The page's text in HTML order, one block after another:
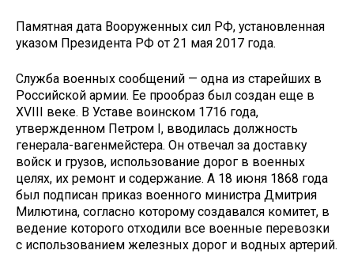
Памятная дата Вооруженных сил РФ, установленная
указом Президента РФ от 21 мая 2017 года.
Служба военных сообщений — одна из старейших в
Российской армии. Ее прообраз был создан еще в
XVIII веке. В Уставе воинском 1716 года,
утвержденном Петром I, вводилась должность
генерала-вагенмейстера. Он отвечал за доставку
войск и грузов, использование дорог в военных
целях, их ремонт и содержание. А 18 июня 1868 года
был подписан приказ военного министра Дмитрия
Милютина, согласно которому создавался комитет, в
ведение которого отходили все военные перевозки
с использованием железных дорог и водных артерий.